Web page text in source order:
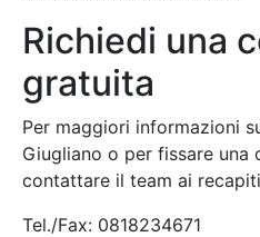
Richiedi una
gratuita
Per maggiori informazioni
Giugliano o per fissare una
contattare il team ai
Tel./Fax: 0818234671